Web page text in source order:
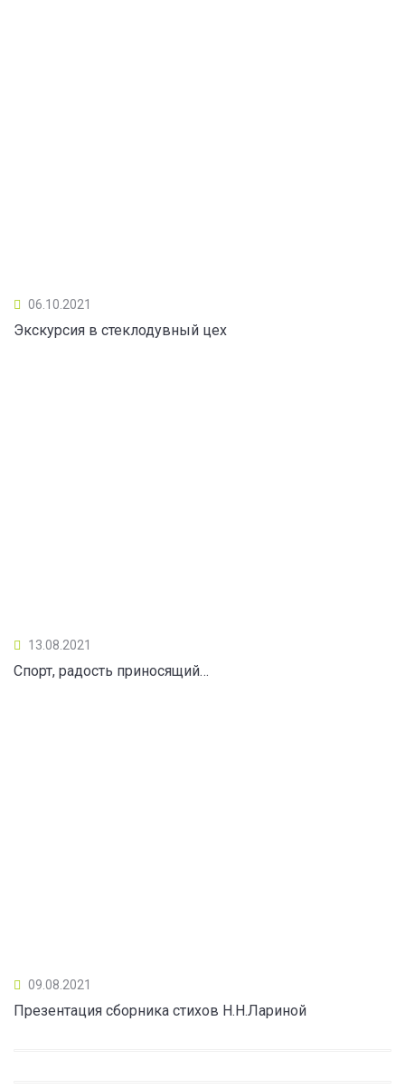
06.10.2021
Экскурсия в стеклодувный цех
13.08.2021
Спорт, радость приносящий…
09.08.2021
Презентация сборника стихов Н.Н.Лариной